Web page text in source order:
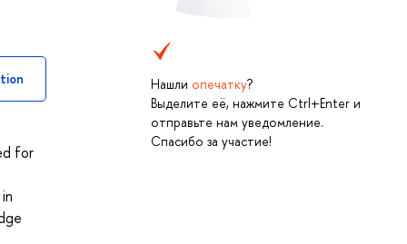
Нашли опечатку?
Выделите её, нажмите Ctrl+Enter и
отправьте нам уведомление.
Спасибо за участие!
for